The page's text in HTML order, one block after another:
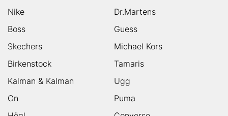
Nike
Dr.Martens
Boss
Guess
Skechers
Michael Kors
Birkenstock
Tamaris
Kalman & Kalman
Ugg
On
Puma